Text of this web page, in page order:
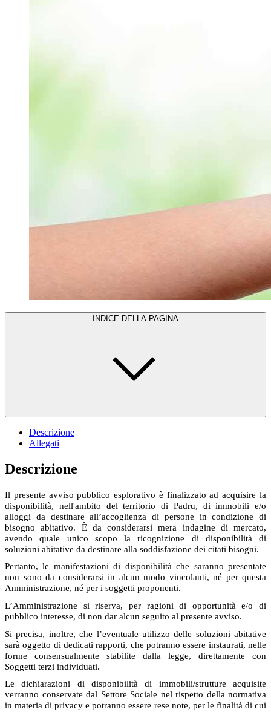
INDICE DELLA PAGINA
Descrizione
Allegati
Descrizione
Il presente avviso pubblico esplorativo è finalizzato ad acquisire la
disponibilità, nell'ambito del territorio di Padru, di immobili e/o
alloggi da destinare all’accoglienza di persone in condizione di
bisogno abitativo. È da considerarsi mera indagine di mercato,
avendo quale unico scopo la ricognizione di disponibilità di
soluzioni abitative da destinare alla soddisfazione dei citati bisogni.
Pertanto, le manifestazioni di disponibilità che saranno presentate
non sono da considerarsi in alcun modo vincolanti, né per questa
Amministrazione, né per i soggetti proponenti.
L’Amministrazione si riserva, per ragioni di opportunità e/o di
pubblico interesse, di non dar alcun seguito al presente avviso.
Si precisa, inoltre, che l’eventuale utilizzo delle soluzioni abitative
sarà oggetto di dedicati rapporti, che potranno essere instaurati, nelle
forme consensualmente stabilite dalla legge, direttamente con
Soggetti terzi individuati.
Le dichiarazioni di disponibilità di immobili/strutture acquisite
verranno conservate dal Settore Sociale nel rispetto della normativa
in materia di privacy e potranno essere rese note, per le finalità di cui